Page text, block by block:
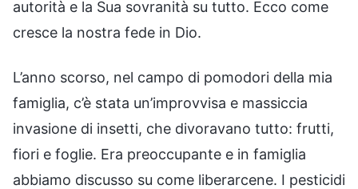
autorità e la Sua sovranità su tutto. Ecco come
cresce la nostra fede in Dio.
L’anno scorso, nel campo di pomodori della mia
famiglia, c’è stata un’improvvisa e massiccia
invasione di insetti, che divoravano tutto: frutti,
fiori e foglie. Era preoccupante e in famiglia
abbiamo discusso su come liberarcene. I pesticidi